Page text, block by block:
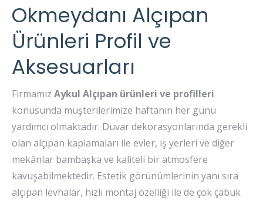
Okmeydanı Alçıpan
Ürünleri Profil ve
Aksesuarları
Firmamız Aykul Alçıpan ürünleri ve profilleri
konusunda müşterilerimize haftanın her günü
yardımcı olmaktadır. Duvar dekorasyonlarında gerekli
olan alçıpan kaplamaları ile evler, iş yerleri ve diğer
mekânlar bambaşka ve kaliteli bir atmosfere
kavuşabilmektedir. Estetik görünümlerinin yanı sıra
alçıpan levhalar, hızlı montaj özelliği ile de çok çabuk